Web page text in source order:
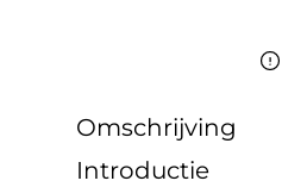
Omschrijving
Introductie